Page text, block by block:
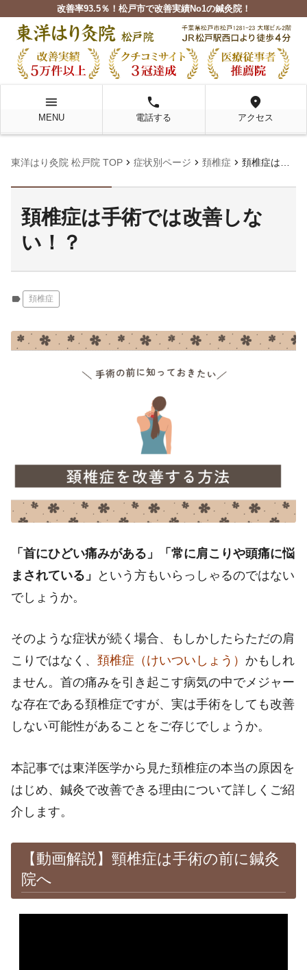
改善率93.5％！松戸市で改善実績No1の鍼灸院！
menu
MENU
local_phone
電話する
location_on
アクセス
東洋はり灸院 松戸院 TOP chevron_right 症状別ページ chevron_right 頚椎症 chevron_right 頚椎症は手術では改善しない！？
頚椎症は手術では改善しな
い！？
label 頚椎症
「首にひどい痛みがある」「常に肩こりや頭痛に悩
まされている」
という方もいらっしゃるのではない
でしょうか。
そのような症状が続く場合、もしかしたらただの肩
こりではなく、 頚椎症（けいついしょう） かもしれ
ません。首の痛みを引き起こす病気の中でメジャー
な存在である頚椎症ですが、実は手術をしても改善
しない可能性があることをご存じでしょうか。
本記事では東洋医学から見た頚椎症の本当の原因を
はじめ、鍼灸で改善できる理由について詳しくご紹
介します。
【動画解説】 頸椎症は手術の前に鍼灸
院へ